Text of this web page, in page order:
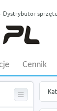
Dystrybutor
Cennik